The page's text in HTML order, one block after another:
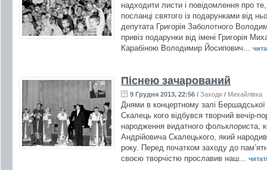
надходити листи і повідомлення про
посланці святого із подарунками від
депутата Григорія Заболотного
привіз подарунки від імені Григорія
Карабіною Володимир Йосипович...
Піснею зачарований
9 Грудня 2013, 22:56 / Заходи / Михайлівка
Днями в концертному залі
Скалець кого відбувся творчий вечір-
народження видатного фольклориста,
Андрійовича Скалецького, який
року. Перед початком заходу до
своєю творчістю прославив наш...